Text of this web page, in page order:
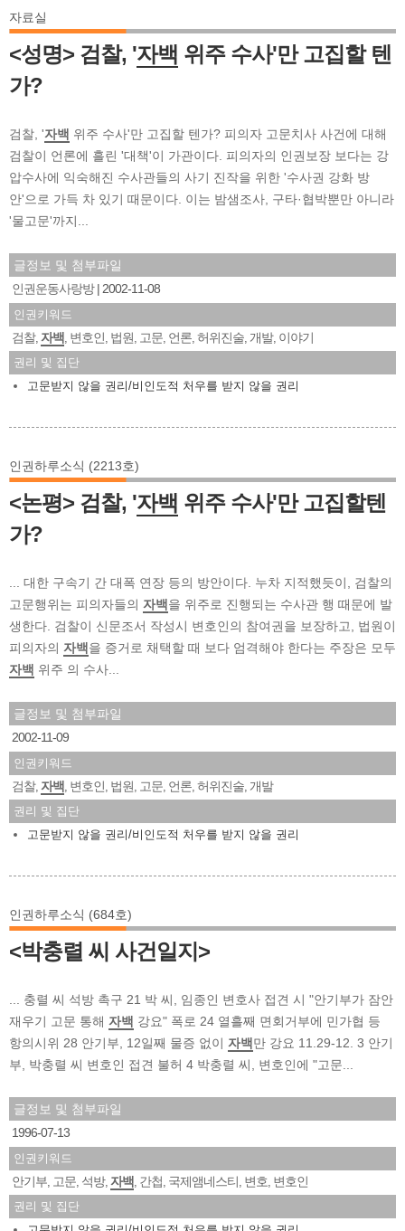
자료실
<성명> 검찰, '자백 위주 수사'만 고집할 텐
가?
검찰, '자백 위주 수사'만 고집할 텐가? 피의자 고문치사 사건에 대해
검찰이 언론에 흘린 '대책'이 가관이다. 피의자의 인권보장 보다는 강
압수사에 익숙해진 수사관들의 사기 진작을 위한 '수사권 강화 방
안'으로 가득 차 있기 때문이다. 이는 밤샘조사, 구타·협박뿐만 아니라
'물고문'까지...
글정보 및 첨부파일
인권운동사랑방
2002-11-08
인권키워드
검찰, 자백 변호인 법원 고문 언론 허위진술 개발, 이야기
권리 및 집단
고문받지 않을 권리/비인도적 처우를 받지 않을 권리
인권하루소식 (2213호)
<논평> 검찰, '자백 위주 수사'만 고집할텐
가?
... 대한 구속기 간 대폭 연장 등의 방안이다. 누차 지적했듯이, 검찰의
고문행위는 피의자들의 자백 을 위주로 진행되는 수사관 행 때문에 발
생한다. 검찰이 신문조서 작성시 변호인의 참여권을 보장하고, 법원이
피의자의 자백 을 증거로 채택할 때 보다 엄격해야 한다는 주장은 모두
자백 위주 의 수사...
글정보 및 첨부파일
2002-11-09
인권키워드
검찰, 자백 변호인 법원 고문 언론 허위진술 개발
권리 및 집단
고문받지 않을 권리/비인도적 처우를 받지 않을 권리
인권하루소식 (684호)
<박충렬 씨 사건일지>
... 충렬 씨 석방 촉구 21 박 씨, 임종인 변호사 접견 시 "안기부가 잠안
재우기 고문 통해 자백 강요" 폭로 24 열흘째 면회거부에 민가협 등
항의시위 28 안기부, 12일째 물증 없이 자백 만 강요 11.29-12. 3 안기
부, 박충렬 씨 변호인 접견 불허 4 박충렬 씨, 변호인에 "고문...
글정보 및 첨부파일
1996-07-13
인권키워드
안기부 고문 석방, 자백 간첩 국제앰네스티 변호 변호인
권리 및 집단